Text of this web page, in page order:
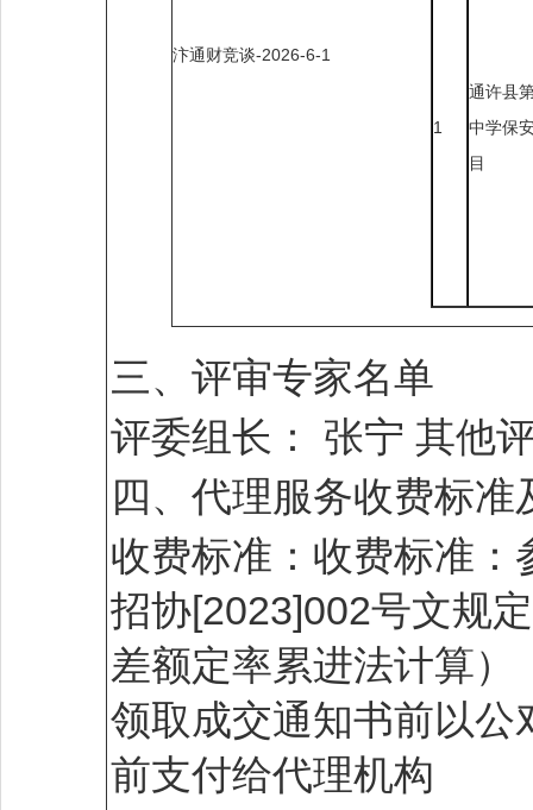
汴通财竞谈-2026-6-1
1
通许县
中学保
目
三、评审专家名单
评委组长： 张宁 其他
四、代理服务收费标准
收费标准：收费标准
招协[2023]002号文规
差额定率累进法计算
领取成交通知书前以公
前支付给代理机构